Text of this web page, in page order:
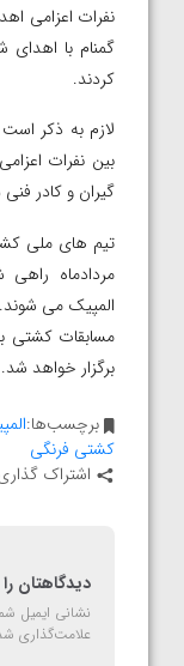
نفرات اعزامی
گمنام با اهدای
کردند.
لازم به ذکر
گیران و کادر
مردادماه
المپیک می شوند.
برگزار خواهد شد.
برچسب‌ها:
کشتی فرنگی
اشتراک
دیدگاهتان
نشانی ایمیل
علامت‌گذاری